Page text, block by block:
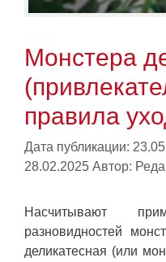
Монстера
правила
Дата публикации:
28.02.2025 Автор:
Насчитывают
разновидностей
деликатесная (или